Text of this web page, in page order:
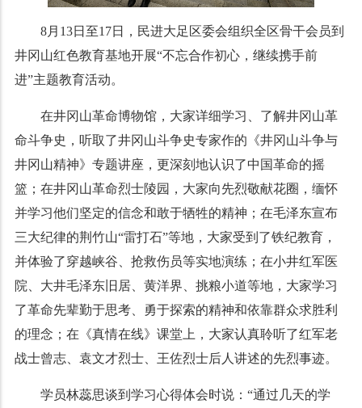
8月13日至17日，民进大足区委会组织全区骨干会员到
井冈山红色教育基地开展“不忘合作初心，继续携手前
进”主题教育活动。
在井冈山革命博物馆，大家详细学习、了解井冈山革
命斗争史，听取了井冈山斗争史专家作的《井冈山斗争与
井冈山精神》专题讲座，更深刻地认识了中国革命的摇
篮；在井冈山革命烈士陵园，大家向先烈敬献花圈，缅怀
并学习他们坚定的信念和敢于牺牲的精神；在毛泽东宣布
三大纪律的荆竹山“雷打石”等地，大家受到了铁纪教育，
并体验了穿越峡谷、抢救伤员等实地演练；在小井红军医
院、大井毛泽东旧居、黄洋界、挑粮小道等地，大家学习
了革命先辈勤于思考、勇于探索的精神和依靠群众求胜利
的理念；在《真情在线》课堂上，大家认真聆听了红军老
战士曾志、袁文才烈士、王佐烈士后人讲述的先烈事迹。
学员林蕊思谈到学习心得体会时说：“通过几天的学